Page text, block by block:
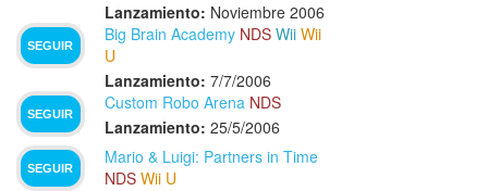
Lanzamiento: Noviembre 2006
SEGUIR
Big Brain Academy NDS Wii Wii
U
Lanzamiento: 7/7/2006
SEGUIR
Custom Robo Arena NDS
Lanzamiento: 25/5/2006
SEGUIR
Mario & Luigi: Partners in Time
NDS Wii U